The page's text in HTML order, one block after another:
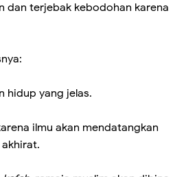
dan terjebak kebodohan karena
hidup yang jelas.
ilmu akan mendatangkan